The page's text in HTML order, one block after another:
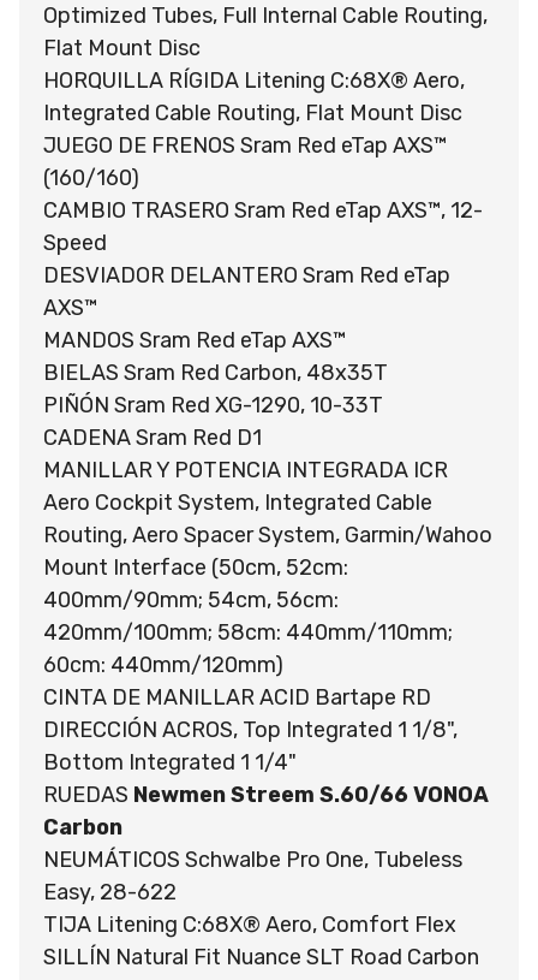
Optimized Tubes, Full Internal Cable Routing,
Flat Mount Disc
HORQUILLA RÍGIDA Litening C:68X® Aero,
Integrated Cable Routing, Flat Mount Disc
JUEGO DE FRENOS Sram Red eTap AXS™
(160/160)
CAMBIO TRASERO Sram Red eTap AXS™, 12-
Speed
DESVIADOR DELANTERO Sram Red eTap
AXS™
MANDOS Sram Red eTap AXS™
BIELAS Sram Red Carbon, 48x35T
PIÑÓN Sram Red XG-1290, 10-33T
CADENA Sram Red D1
MANILLAR Y POTENCIA INTEGRADA ICR
Aero Cockpit System, Integrated Cable
Routing, Aero Spacer System, Garmin/Wahoo
Mount Interface (50cm, 52cm:
400mm/90mm; 54cm, 56cm:
420mm/100mm; 58cm: 440mm/110mm;
60cm: 440mm/120mm)
CINTA DE MANILLAR ACID Bartape RD
DIRECCIÓN ACROS, Top Integrated 1 1/8",
Bottom Integrated 1 1/4"
RUEDAS Newmen Streem S.60/66 VONOA
Carbon
NEUMÁTICOS Schwalbe Pro One, Tubeless
Easy, 28-622
TIJA Litening C:68X® Aero, Comfort Flex
SILLÍN Natural Fit Nuance SLT Road Carbon